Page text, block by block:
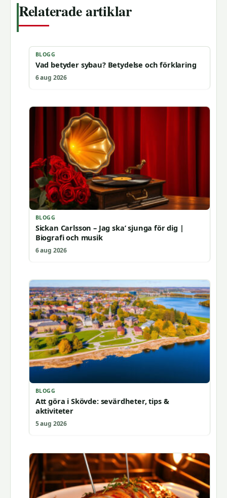
Relaterade artiklar
BLOGG
Vad betyder sybau? Betydelse och förklaring
6 aug 2026
BLOGG
Sickan Carlsson – Jag ska’ sjunga för dig |
Biografi och musik
6 aug 2026
BLOGG
Att göra i Skövde: sevärdheter, tips &
aktiviteter
5 aug 2026